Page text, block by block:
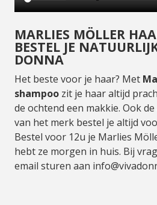
MARLIES MÖLLER
BESTEL JE
DONNA
Het beste voor je haar? Met
shampoo zit je haar altijd
de ochtend een makkie. Ook
van het merk bestel je altijd
Bestel voor 12u je Marlies
hebt ze morgen in huis. Bij
email sturen aan